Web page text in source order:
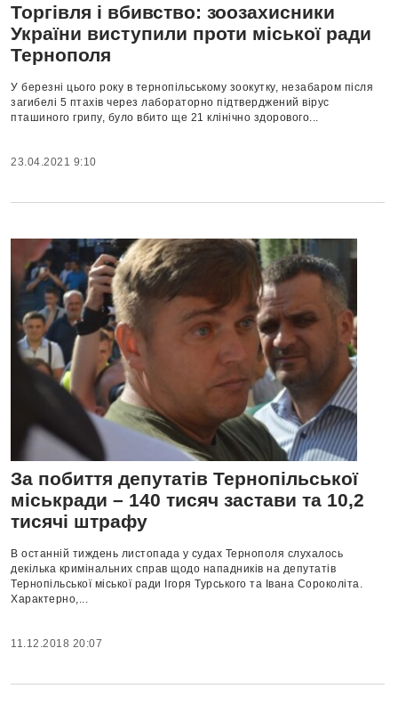
Торгівля і вбивство: зоозахисники
України виступили проти міської ради
Тернополя
У березні цього року в тернопільському зоокутку, незабаром після
загибелі 5 птахів через лабораторно підтверджений вірус
пташиного грипу, було вбито ще 21 клінічно здорового...
23.04.2021 9:10
За побиття депутатів Тернопільської
міськради – 140 тисяч застави та 10,2
тисячі штрафу
В останній тиждень листопада у судах Тернополя слухалось
декілька кримінальних справ щодо нападників на депутатів
Тернопільської міської ради Ігоря Турського та Івана Сороколіта.
Характерно,...
11.12.2018 20:07